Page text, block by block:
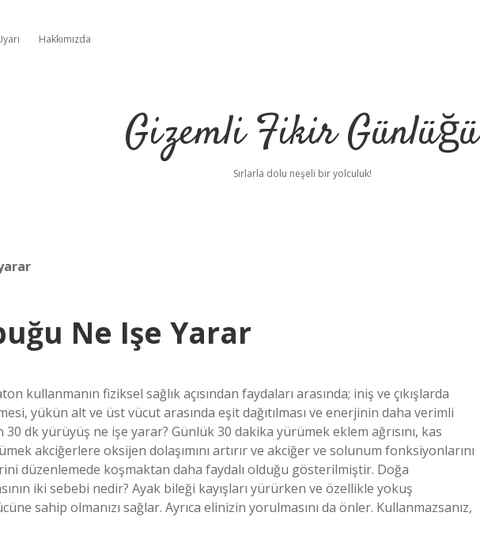
Hakkımızda
Gizemli Fikir Günlüğü
Sırlarla dolu neşeli bir yolculuk!
Ne Işe Yarar
kullanmanın fiziksel sağlık açısından faydaları arasında; iniş ve çıkışlarda
yükün alt ve üst vücut arasında eşit dağıtılması ve enerjinin daha verimli
30 dk yürüyüş ne işe yarar? Günlük 30 dakika yürümek eklem ağrısını, kas
akciğerlere oksijen dolaşımını artırır ve akciğer ve solunum fonksiyonlarını
düzenlemede koşmaktan daha faydalı olduğu gösterilmiştir. Doğa
iki sebebi nedir? Ayak bileği kayışları yürürken ve özellikle yokuş
sahip olmanızı sağlar. Ayrıca elinizin yorulmasını da önler. Kullanmazsanız,